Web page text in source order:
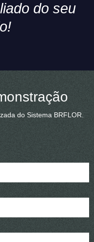
do seu
do Sistema BRFLOR.